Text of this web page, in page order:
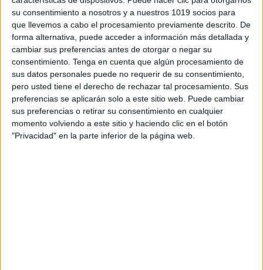
su consentimiento a nosotros y a nuestros 1019 socios para
que llevemos a cabo el procesamiento previamente descrito. De
forma alternativa, puede acceder a información más detallada y
cambiar sus preferencias antes de otorgar o negar su
consentimiento. Tenga en cuenta que algún procesamiento de
sus datos personales puede no requerir de su consentimiento,
pero usted tiene el derecho de rechazar tal procesamiento. Sus
preferencias se aplicarán solo a este sitio web. Puede cambiar
sus preferencias o retirar su consentimiento en cualquier
momento volviendo a este sitio y haciendo clic en el botón
"Privacidad" en la parte inferior de la página web.
Etiquetado con:
audición y lenguaje,
,
estimulación del lenguaje,expresión oral,
vocabulario
Deja una respuesta
Tu dirección de correo electrónico no